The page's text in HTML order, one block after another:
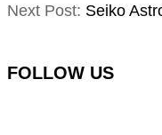
Next Post: Seiko
FOLLOW US